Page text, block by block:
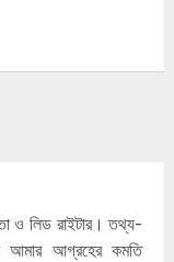
ও লিড রাইটার। তথ্য-
আমার আগ্রহের কমতি